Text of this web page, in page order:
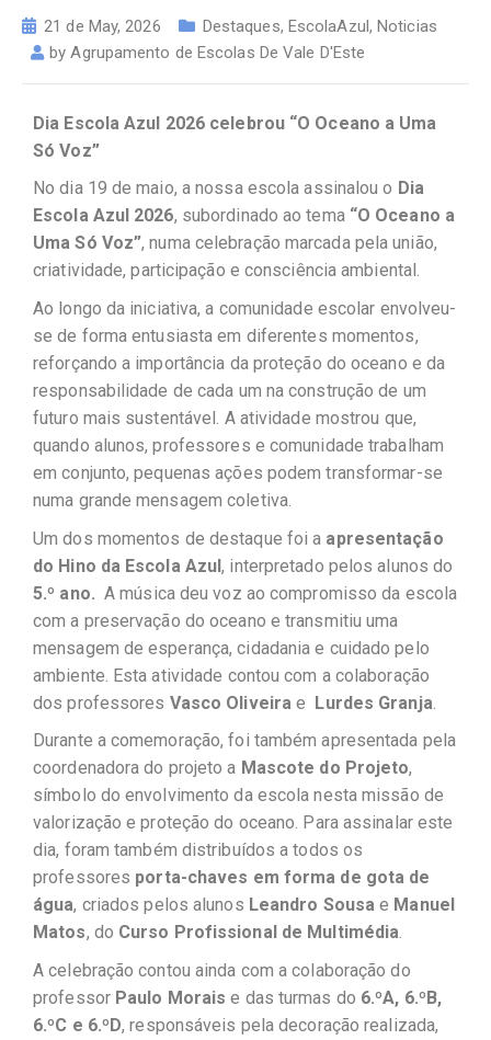
21 de May, 2026 Destaques, EscolaAzul,Noticias
byAgrupamento de Escolas De Vale D'Este
Dia Escola Azul 2026 celebrou “O Oceano a Uma
Só Voz”
No dia 19 de maio, a nossa escola assinalou o Dia
Escola Azul 2026, subordinado ao tema “O Oceano a
Uma Só Voz”, numa celebração marcada pela união,
criatividade, participação e consciência ambiental.
Ao longo da iniciativa, a comunidade escolar envolveu-
se de forma entusiasta em diferentes momentos,
reforçando a importância da proteção do oceano e da
responsabilidade de cada um na construção de um
futuro mais sustentável. A atividade mostrou que,
quando alunos, professores e comunidade trabalham
em conjunto, pequenas ações podem transformar-se
numa grande mensagem coletiva.
Um dos momentos de destaque foi a apresentação
do Hino da Escola Azul, interpretado pelos alunos do
5.º ano. A música deu voz ao compromisso da escola
com a preservação do oceano e transmitiu uma
mensagem de esperança, cidadania e cuidado pelo
ambiente. Esta atividade contou com a colaboração
dos professores Vasco Oliveira e Lurdes Granja
Durante a comemoração, foi também apresentada pela
coordenadora do projeto a Mascote do Projeto,
símbolo do envolvimento da escola nesta missão de
valorização e proteção do oceano. Para assinalar este
dia, foram também distribuídos a todos os
professores porta-chaves em forma de gota de
água, criados pelos alunos Leandro Sousa e Manuel
Matos, do Curso Profissional de Multimédia.
A celebração contou ainda com a colaboração do
professor Paulo Morais e das turmas do 6.ºA, 6.ºB,
6.ºC e 6.ºD, responsáveis pela decoração realizada,